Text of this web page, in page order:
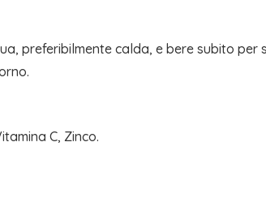
preferibilmente calda, e bere subito per
C, Zinco.